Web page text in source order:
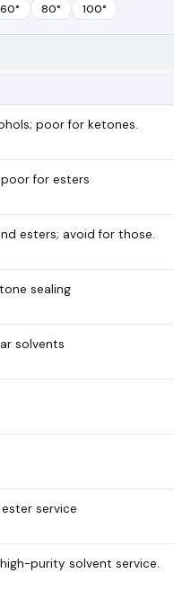
60° 80° 100°
poor for ketones.
for esters
esters; avoid for those.
sealing
solvents
service
purity solvent service.